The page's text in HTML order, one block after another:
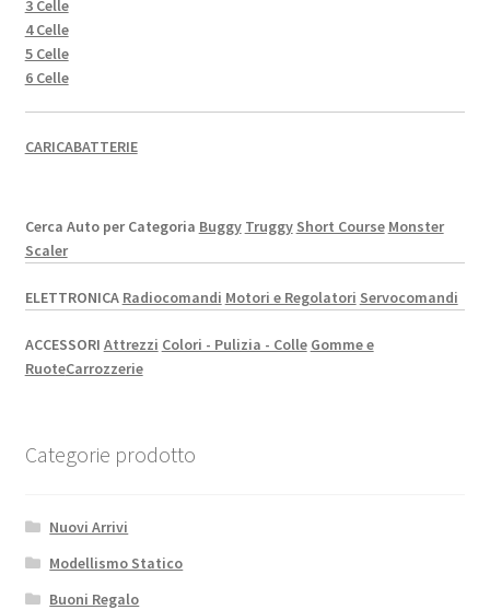
3 Celle
4 Celle
5 Celle
6 Celle
CARICABATTERIE
Cerca Auto per Categoria Buggy Truggy Short Course Monster
Scaler
ELETTRONICA Radiocomandi Motori e Regolatori Servocomandi
ACCESSORI Attrezzi Colori - Pulizia - Colle Gomme e
RuoteCarrozzerie
Categorie prodotto
Nuovi Arrivi
Modellismo Statico
Buoni Regalo